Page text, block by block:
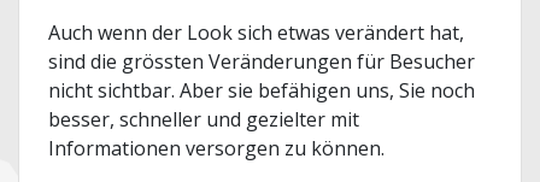
Auch wenn der Look sich etwas verändert hat,
sind die grössten Veränderungen für Besucher
nicht sichtbar. Aber sie befähigen uns, Sie noch
besser, schneller und gezielter mit
Informationen versorgen zu können.